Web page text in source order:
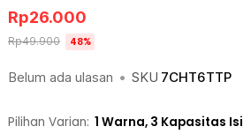
Belum ada ulasan • SKU 7CHT6TTP
Rp26.000
Rp49.900 48%
Pilihan Varian: 1 Warna, 3 Kapasitas Isi